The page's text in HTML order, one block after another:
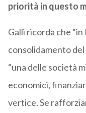
priorità in questo
Galli ricorda che “in
consolidamento
“una delle società
economici,
vertice. Se